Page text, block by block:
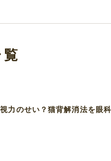
力のせい？猫背解消法を眼